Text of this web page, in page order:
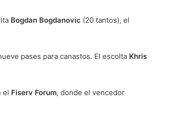
Bogdan Bogdanovic (20 tantos), el
pases para canastos. El escolta Khris
el Fiserv Forum, donde el vencedor